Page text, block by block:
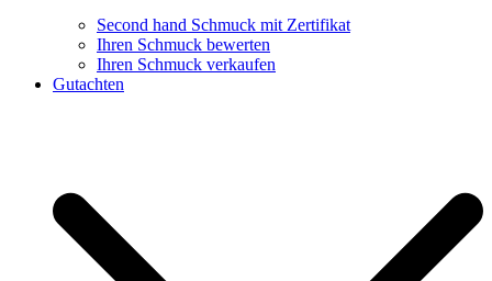
Second hand Schmuck mit Zertifikat
Ihren Schmuck bewerten
Ihren Schmuck verkaufen
Gutachten